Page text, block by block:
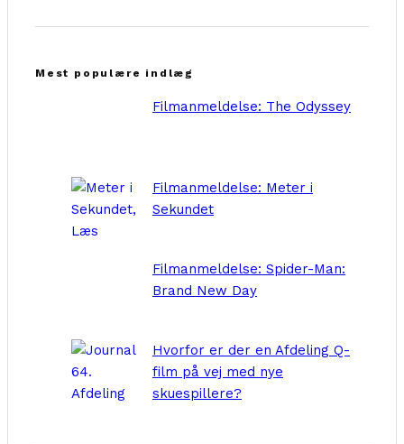
Mest populære indlæg
Filmanmeldelse: The Odyssey
Filmanmeldelse: Meter i
Sekundet
Filmanmeldelse: Spider-Man:
Brand New Day
Hvorfor er der en Afdeling Q-
film på vej med nye
skuespillere?